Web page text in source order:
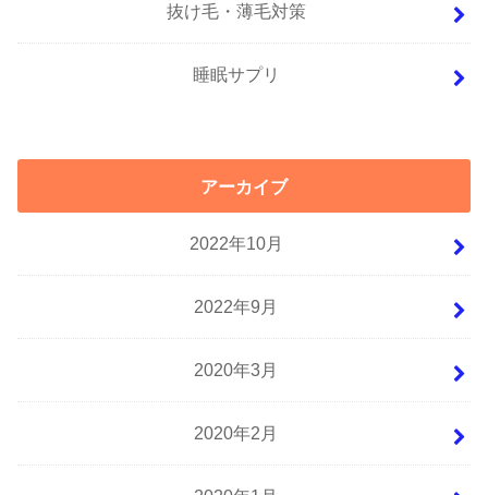
抜け毛・薄毛対策
睡眠サプリ
アーカイブ
2022年10月
2022年9月
2020年3月
2020年2月